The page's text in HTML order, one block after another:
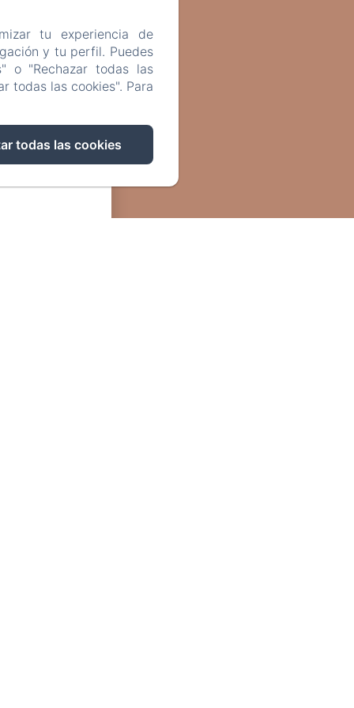
tu experiencia de
y tu perfil. Puedes
o "Rechazar todas las
todas las cookies". Para
todas las cookies